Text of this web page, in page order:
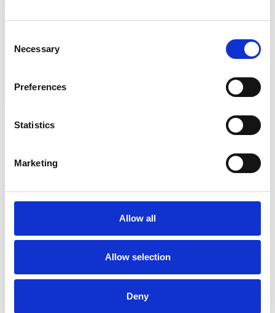
Selection
Necessary
Preferences
Statistics
Marketing
Allow all
Allow selection
Deny
Låsesmed i Gilleleje med dine